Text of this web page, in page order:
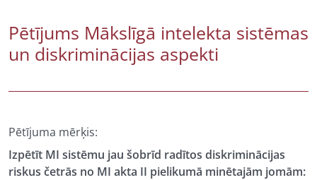
Pētījums Mākslīgā intelekta sistēmas
un diskriminācijas aspekti
Pētījuma mērķis:
Izpētīt MI sistēmu jau šobrīd radītos diskriminācijas
riskus četrās no MI akta II pielikumā minētajām jomām: